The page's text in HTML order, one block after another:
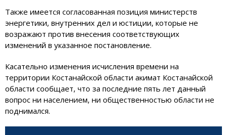
Также имеется согласованная позиция министерств
энергетики, внутренних дел и юстиции, которые не
возражают против внесения соответствующих
изменений в указанное постановление.
Касательно изменения исчисления времени на
территории Костанайской области акимат Костанайской
области сообщает, что за последние пять лет данный
вопрос ни населением, ни общественностью области не
поднимался.